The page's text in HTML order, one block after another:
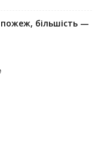
пожеж, більшість —